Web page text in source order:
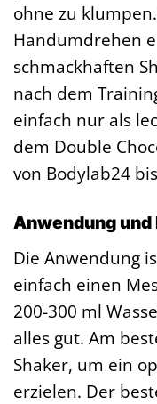
ohne zu
Handumdrehen
schmackhaften
nach dem
einfach nur als
dem Double
von Bodylab24
Anwendung und
Die Anwendung
einfach einen
200-300 ml
alles gut. Am
Shaker, um ein
erzielen. Der